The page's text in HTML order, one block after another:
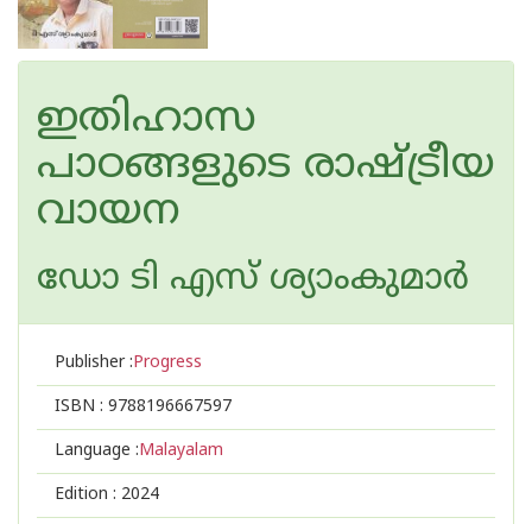
ഇതിഹാസ
പാഠങ്ങളുടെ രാഷ്ട്രീയ
വായന
ഡോ ടി എസ് ശ്യാംകുമാര്‍
Publisher :Progress
ISBN : 9788196667597
Language :Malayalam
Edition : 2024